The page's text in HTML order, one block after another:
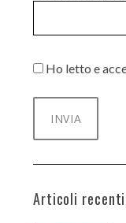
Ho letto e
Articoli recenti